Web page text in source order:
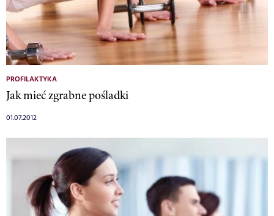
PROFILAKTYKA
Jak mieć zgrabne pośladki
01.07.2012